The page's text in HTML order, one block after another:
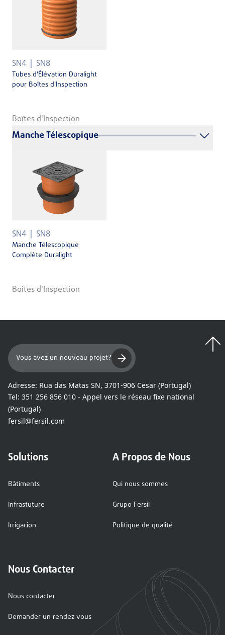
SN4 SN8
Tubes d'Élévation Duralight
pour Boîtes d'Inspection
Boîtes d'Inspection
Manche Télescopique
SN4 SN8
Manche Télescopique
Complète Duralight
Boîtes d'Inspection
Vous avez un nouveau projet?
Adresse: Rua das Matas SN, 3701-906 Cesar (Portugal)
Tel: 351 256 856 010 - Appel vers le réseau fixe national
(Portugal)
fersil@fersil.com
Solutions
Bâtiments
Infrastuture
Irrigacion
A Propos de Nous
Qui nous sommes
Grupo Fersil
Politique de qualité
Nous Contacter
Nous contacter
Demander un rendez vous